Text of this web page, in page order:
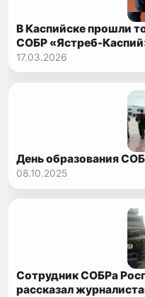
В Каспийске прошли
СОБР «Ястреб-
17.03.2026
День образования
08.10.2025
Сотрудник СОБРа
рассказал